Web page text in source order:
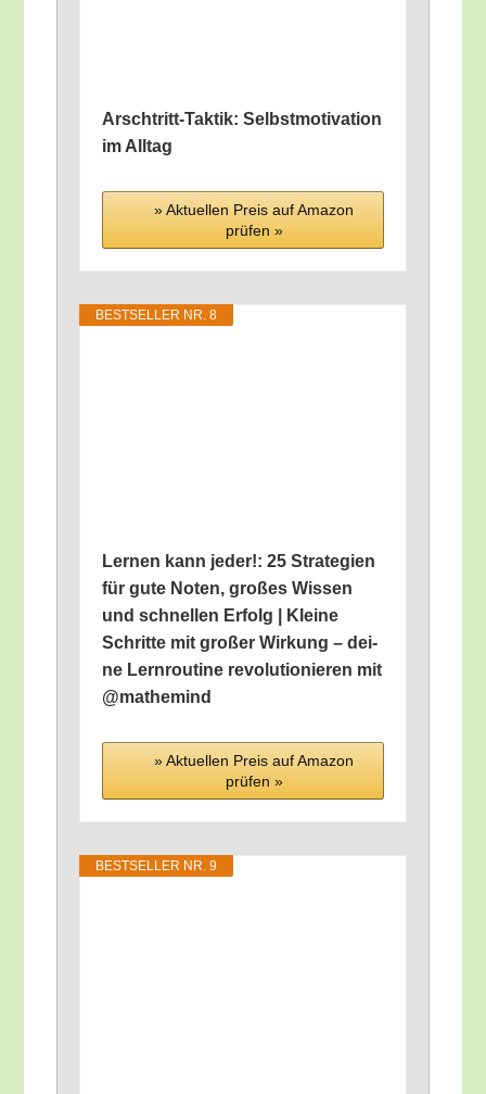
Arsch­tritt-Tak­tik: Selbst­mo­ti­va­ti­on
im Alltag
» Aktu­el­len Preis auf Ama­zon
prü­fen »
BEST­SEL­LER NR. 8
Ler­nen kann jeder!: 25 Stra­te­gien
für gute Noten, gro­ßes Wis­sen
und schnel­len Erfolg | Klei­ne
Schrit­te mit gro­ßer Wir­kung – dei­
ne Lern­rou­ti­ne revo­lu­tio­nie­ren mit
@mathemind
» Aktu­el­len Preis auf Ama­zon
prü­fen »
BEST­SEL­LER NR. 9